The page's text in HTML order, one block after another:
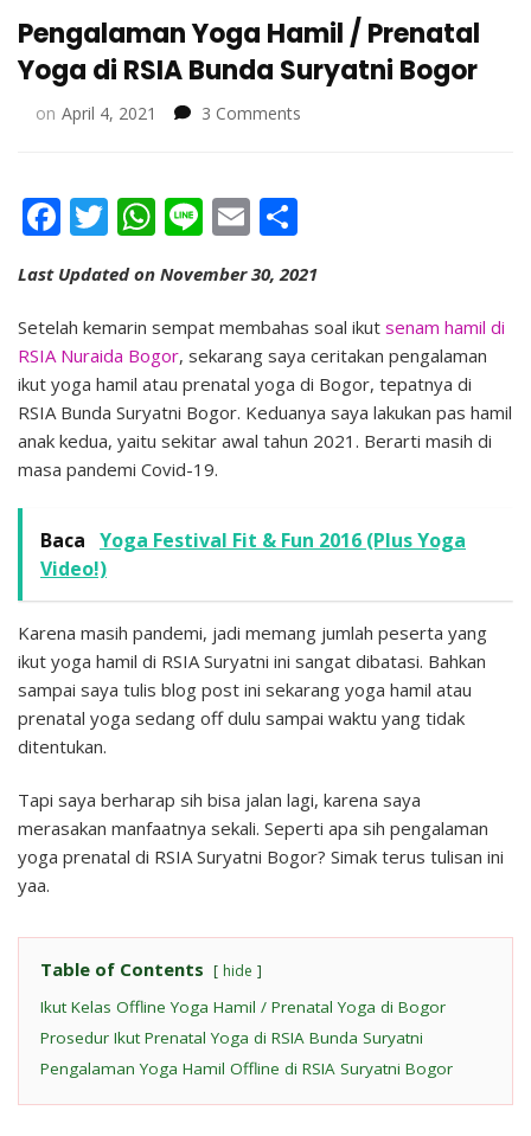
Pengalaman Yoga Hamil / Prenatal
Yoga di RSIA Bunda Suryatni Bogor
on April 4, 2021 3 Comments
di
Bunda
Suryatni
Bogor
Facebook
Twitter
WhatsApp
LineEmail
Last Updated on November 30, 2021
Setelah kemarin sempat membahas soal ikut senam hamil di
RSIA Nuraida Bogor, sekarang saya ceritakan pengalaman
ikut yoga hamil atau prenatal yoga di Bogor, tepatnya di
RSIA Bunda Suryatni Bogor. Keduanya saya lakukan pas hamil
anak kedua, yaitu sekitar awal tahun 2021. Berarti masih di
masa pandemi Covid-19.
Baca Yoga Festival Fit & Fun 2016 (Plus Yoga
Video!)
Karena masih pandemi, jadi memang jumlah peserta yang
ikut yoga hamil di RSIA Suryatni ini sangat dibatasi. Bahkan
sampai saya tulis blog post ini sekarang yoga hamil atau
prenatal yoga sedang off dulu sampai waktu yang tidak
ditentukan.
Tapi saya berharap sih bisa jalan lagi, karena saya
merasakan manfaatnya sekali. Seperti apa sih pengalaman
yoga prenatal di RSIA Suryatni Bogor? Simak terus tulisan ini
yaa.
Table of Contents hide
Ikut Kelas Offline Yoga Hamil / Prenatal Yoga di Bogor
Prosedur Ikut Prenatal Yoga di RSIA Bunda Suryatni
Pengalaman Yoga Hamil Offline di RSIA Suryatni Bogor